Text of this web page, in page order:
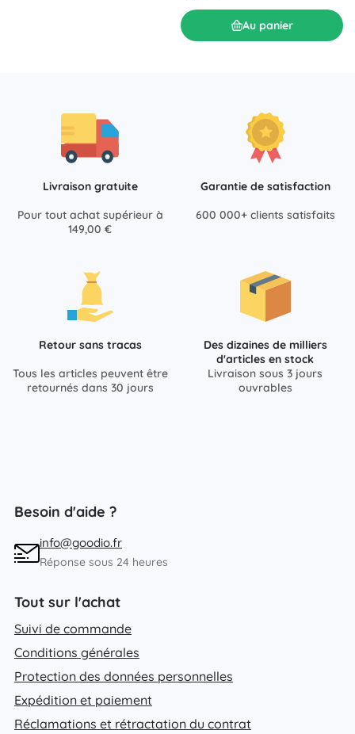
Au panier
Livraison gratuite
Pour tout achat supérieur à
149,00 €
Garantie de satisfaction
600 000+ clients satisfaits
Retour sans tracas
Tous les articles peuvent être
retournés dans 30 jours
Des dizaines de milliers
d'articles en stock
Livraison sous 3 jours
ouvrables
Besoin d'aide ?
info@goodio.fr
Réponse sous 24 heures
Tout sur l'achat
Suivi de commande
Conditions générales
Protection des données personnelles
Expédition et paiement
Réclamations et rétractation du contrat